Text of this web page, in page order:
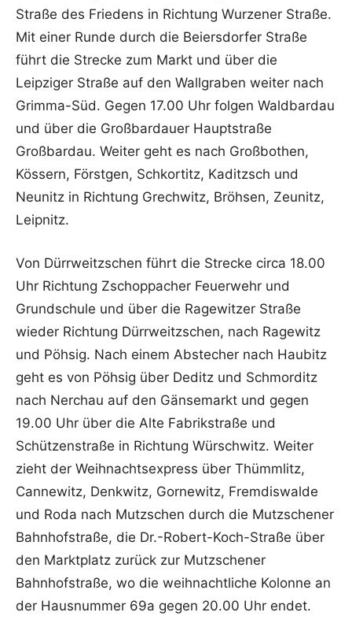
Straße des Friedens in Richtung Wurzener Straße.
Mit einer Runde durch die Beiersdorfer Straße
führt die Strecke zum Markt und über die
Leipziger Straße auf den Wallgraben weiter nach
Grimma-Süd. Gegen 17.00 Uhr folgen Waldbardau
und über die Großbardauer Hauptstraße
Großbardau. Weiter geht es nach Großbothen,
Kössern, Förstgen, Schkortitz, Kaditzsch und
Neunitz in Richtung Grechwitz, Bröhsen, Zeunitz,
Leipnitz.
Von Dürrweitzschen führt die Strecke circa 18.00
Uhr Richtung Zschoppacher Feuerwehr und
Grundschule und über die Ragewitzer Straße
wieder Richtung Dürrweitzschen, nach Ragewitz
und Pöhsig. Nach einem Abstecher nach Haubitz
geht es von Pöhsig über Deditz und Schmorditz
nach Nerchau auf den Gänsemarkt und gegen
19.00 Uhr über die Alte Fabrikstraße und
Schützenstraße in Richtung Würschwitz. Weiter
zieht der Weihnachtsexpress über Thümmlitz,
Cannewitz, Denkwitz, Gornewitz, Fremdiswalde
und Roda nach Mutzschen durch die Mutzschener
Bahnhofstraße, die Dr.-Robert-Koch-Straße über
den Marktplatz zurück zur Mutzschener
Bahnhofstraße, wo die weihnachtliche Kolonne an
der Hausnummer 69a gegen 20.00 Uhr endet.